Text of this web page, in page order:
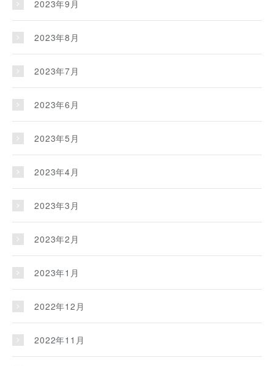
2023年9月
2023年8月
2023年7月
2023年6月
2023年5月
2023年4月
2023年3月
2023年2月
2023年1月
2022年12月
2022年11月